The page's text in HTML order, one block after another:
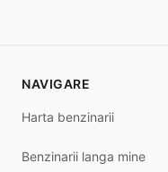
NAVIGARE
Harta benzinarii
Benzinarii langa mine